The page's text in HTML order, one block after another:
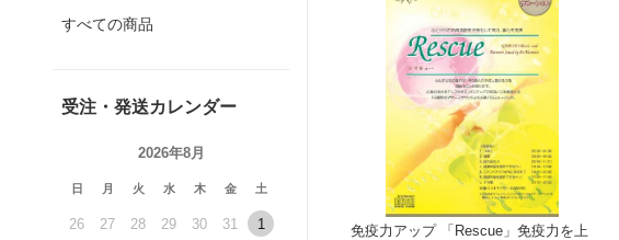
すべての商品
受注・発送カレンダー
2026年8月
日 月 火 水 木 金 土
26 27 28 29 30 31 1
免疫力アップ 「Rescue」免疫力を上